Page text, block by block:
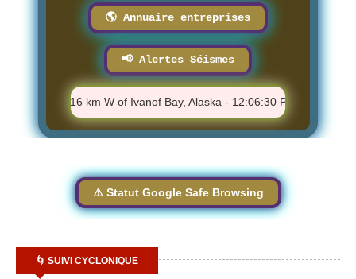
🌎 Annuaire entreprises
📢 Alertes Séismes
M 1.4 - 16 km W of Ivanof Bay, Alaska - 12:06:30 PM
⚠️ Statut Google Safe Browsing
🌀 SUIVI CYCLONIQUE